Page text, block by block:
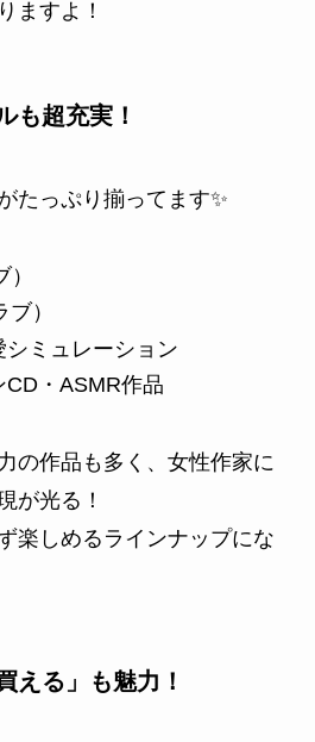
ますよ！
も超充実！
たっぷり揃ってます✨
）
ミュレーション
CD・ASMR作品
の作品も多く、女性作家に
が光る！
楽しめるラインナップにな
る」も魅力！